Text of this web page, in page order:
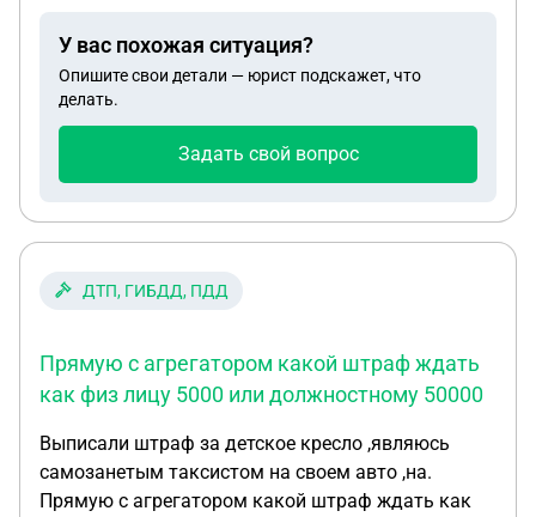
У вас похожая ситуация?
Опишите свои детали — юрист подскажет, что
делать.
Задать свой вопрос
ДТП, ГИБДД, ПДД
Прямую с агрегатором какой штраф ждать
как физ лицу 5000 или должностному 50000
Выписали штраф за детское кресло ,являюсь
самозанетым таксистом на своем авто ,на.
Прямую с агрегатором какой штраф ждать как